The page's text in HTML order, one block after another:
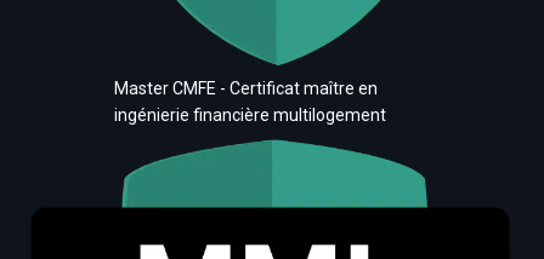
Master CMFE - Certificat maître en
ingénierie financière multilogement